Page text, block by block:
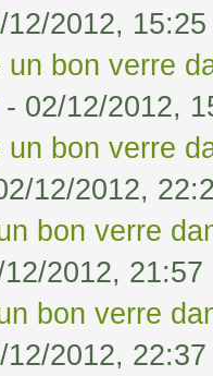
12/2012, 15:25
un bon verre
- 02/12/2012,
un bon verre
12/2012,
bon verre
2012, 21:57
bon verre
12/2012, 22:37